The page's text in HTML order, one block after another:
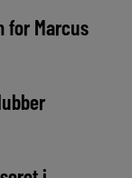
for Marcus